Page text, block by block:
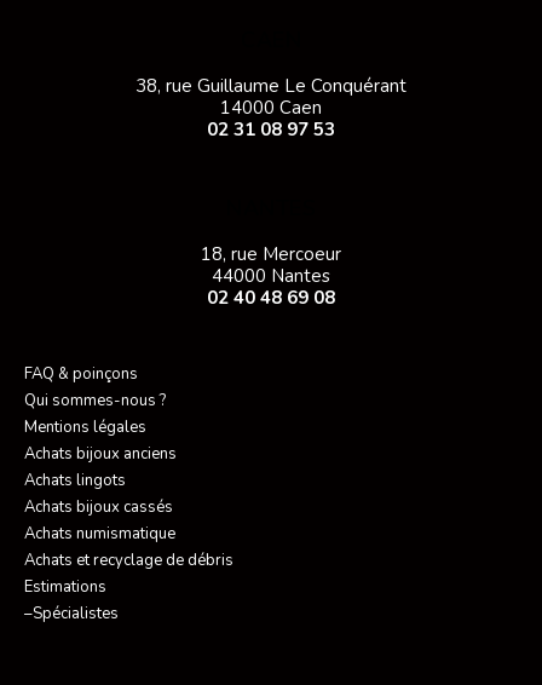
38, rue Guillaume Le Conquérant
14000 Caen
02 31 08 97 53
18, rue Mercoeur
44000 Nantes
02 40 48 69 08
FAQ & poinçons
Qui sommes-nous ?
Mentions légales
Achats bijoux anciens
Achats lingots
Achats bijoux cassés
Achats numismatique
Achats et recyclage de débris
Estimations
–Spécialistes